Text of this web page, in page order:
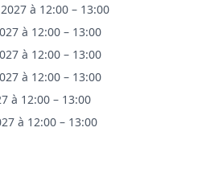
à 12:00 – 13:00
à 12:00 – 13:00
à 12:00 – 13:00
à 12:00 – 13:00
à 12:00 – 13:00
à 12:00 – 13:00